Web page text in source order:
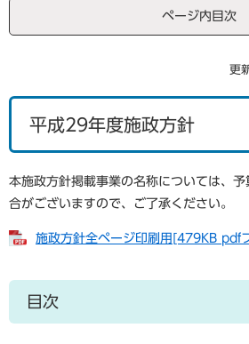
ページ内目次
更
平成29年度施政方針
本施政方針掲載事業の名称については、
合がございますので、ご了承ください。
施政方針全ページ印刷用[479KB pdf
目次